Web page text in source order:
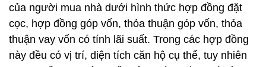
của người mua nhà dưới hình thức hợp đồng đặt
cọc, hợp đồng góp vốn, thỏa thuận góp vốn, thỏa
thuận vay vốn có tính lãi suất. Trong các hợp đồng
này đều có vị trí, diện tích căn hộ cụ thể, tuy nhiên